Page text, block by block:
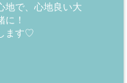
地で、心地良い大
に！
ます♡